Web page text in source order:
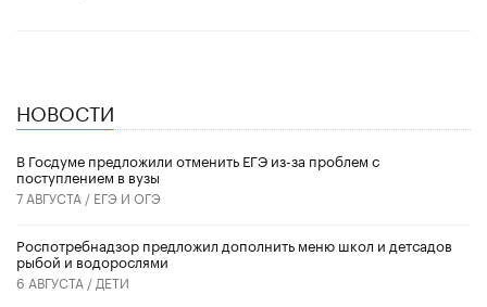
НОВОСТИ
В Госдуме предложили отменить ЕГЭ из-за проблем с
поступлением в вузы
7 АВГУСТА / ЕГЭ И ОГЭ
Роспотребнадзор предложил дополнить меню школ и детсадов
рыбой и водорослями
6 АВГУСТА / ДЕТИ